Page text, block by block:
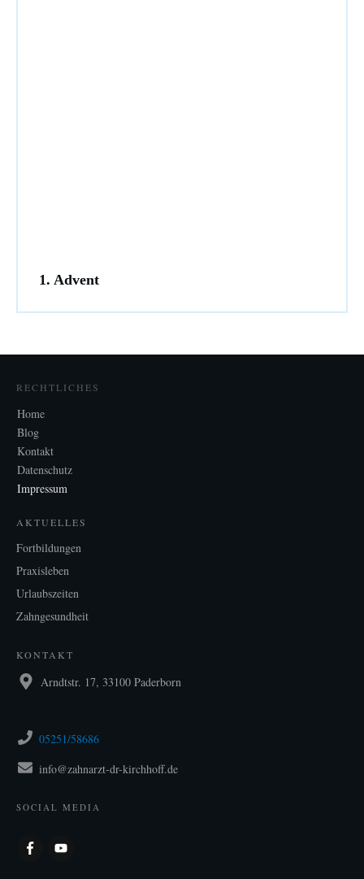
1. Advent
RECHTLICHES
Home
Blog
Kontakt
Datenschutz
Impressum
AKTUELLES
Fortbildungen
Praxisleben
Urlaubszeiten
Zahngesundheit
KONTAKT
Arndtstr. 17, 33100 Paderborn
05251/58686
info@zahnarzt-dr-kirchhoff.de
SOCIAL MEDIA